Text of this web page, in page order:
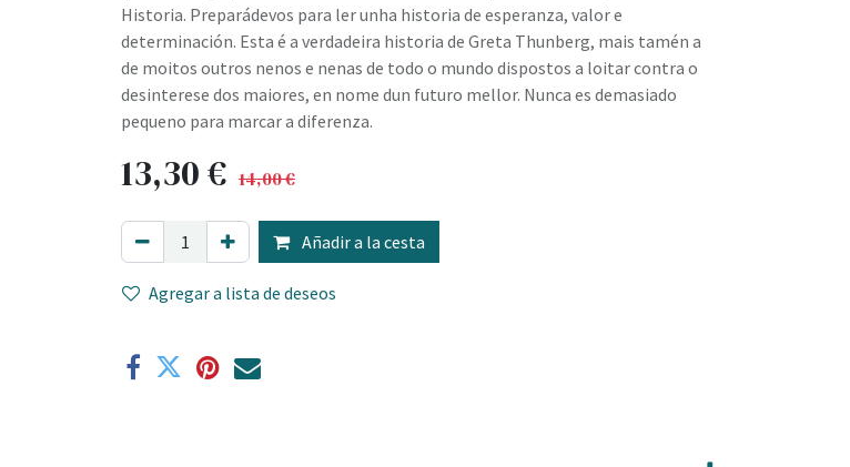
Historia. Preparádevos para ler unha historia de esperanza, valor e
determinación. Esta é a verdadeira historia de Greta Thunberg, mais tamén a
de moitos outros nenos e nenas de todo o mundo dispostos a loitar contra o
desinterese dos maiores, en nome dun futuro mellor. Nunca es demasiado
pequeno para marcar a diferenza.
13,30€ 14,00€
Añadir a la cesta
Agregar a lista de deseos